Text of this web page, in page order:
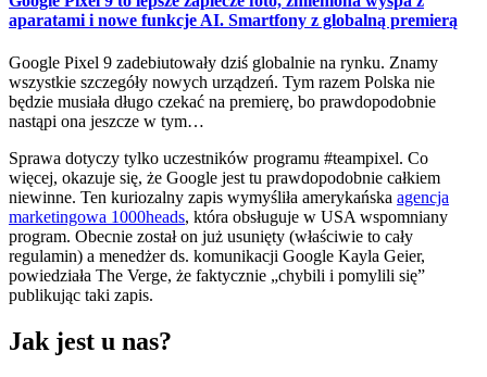
aparatami i nowe funkcje AI. Smartfony z globalną premierą
Google Pixel 9 zadebiutowały dziś globalnie na rynku. Znamy
wszystkie szczegóły nowych urządzeń. Tym razem Polska nie
będzie musiała długo czekać na premierę, bo prawdopodobnie
nastąpi ona jeszcze w tym…
Sprawa dotyczy tylko uczestników programu #teampixel. Co
więcej, okazuje się, że Google jest tu prawdopodobnie całkiem
niewinne. Ten kuriozalny zapis wymyśliła amerykańska agencja
marketingowa 1000heads, która obsługuje w USA wspomniany
program. Obecnie został on już usunięty (właściwie to cały
regulamin) a menedżer ds. komunikacji Google Kayla Geier,
powiedziała The Verge, że faktycznie „chybili i pomylili się”
publikując taki zapis.
Jak jest u nas?